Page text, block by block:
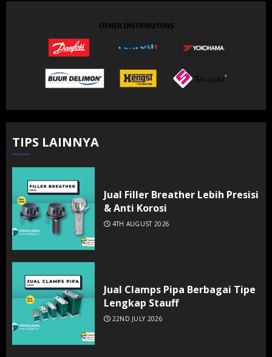
TIPS LAINNYA
Jual Filler Breather Lebih Presisi
& Anti Korosi
4TH AUGUST 2026
Jual Clamps Pipa Berbagai Tipe
Lengkap Stauff
22ND JULY 2026